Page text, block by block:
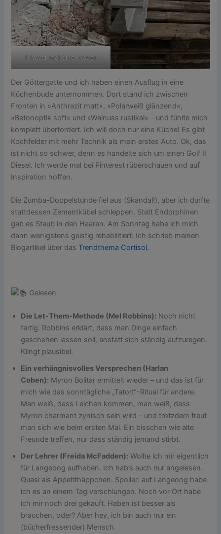
Ich war mal eine Mauer
Der Göttergatte und ich haben einen Ausflug in eine
Küchenbude unternommen. Dort stand ich zwischen
Fronten in »Anthrazit matt«, »Polarweiß glänzend«,
»Betonoptik soft« und »Walnuss rustikal« – und fühlte mich
komplett überfordert. Ich will doch nur eine Küche! Es gibt
Kochfelder mit mehr Technik als mein erstes Auto. Ok, das
ist nicht so schwer, denn es handelte sich um einen Golf II
Diesel. Ich werde mal bei Pinterest rüberschauen und auf
Inspiration hoffen.
Die Zumba-Doppelstunde fiel aus (Skandal!), aber ich durfte
stattdessen Zementkübel schleppen. Statt Endorphinen
gab es Staub in den Haaren. Am Sonntag habe ich mich
dann wenigstens geistig rehabilitiert: Ich schrieb meinen
Blogartikel über das Trendthema Cortisol.
Gelesen
Die Let-Them-Methode (Mel Robbins): Noch nicht
fertig. Robbins erklärt, dass man Dinge einfach
geschehen lassen soll, anstatt sich ständig aufzuregen.
Klingt plausibel.
Ein verhängnisvolles Versprechen (Harlan
Coben): Myron Bolitar ermittelt wieder – und das ist für
mich wie das sonntägliche „Tatort“-Ritual für andere.
Man weiß, dass Leichen kommen, man weiß, dass
Myron charmant zynisch sein wird – und trotzdem freut
man sich wie beim ersten Mal. Ein bisschen wie alte
Freunde treffen, nur dass ständig jemand stirbt.
Der Lehrer (Freida McFadden): Wollte ich mir eigentlich
für Langeoog aufheben. Ich hab’s auch nur angelesen.
Quasi als Appetithäppchen. Spoiler: auf Langeoog habe
ich es an einem Tag verschlungen. Noch vor Ort habe
ich mir noch drei gekauft. Haben ist besser als
brauchen, oder? Aber hey, ich bin auch nur ein
(bücherfressender) Mensch.